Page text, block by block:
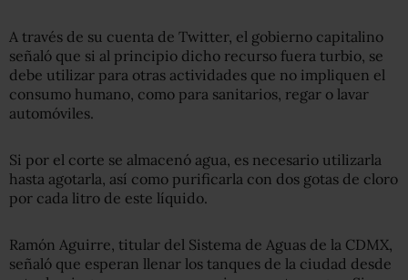
A través de su cuenta de Twitter, el gobierno capitalino
señaló que si al principio dicho recurso fuera turbio, se
debe utilizar para otras actividades que no impliquen el
consumo humano, como para sanitarios, regar o lavar
automóviles.
Si por el corte se almacenó agua, es necesario utilizarla
hasta agotarla, así como purificarla con dos gotas de cloro
por cada litro de este líquido.
Ramón Aguirre, titular del Sistema de Aguas de la CDMX,
señaló que esperan llenar los tanques de la ciudad desde